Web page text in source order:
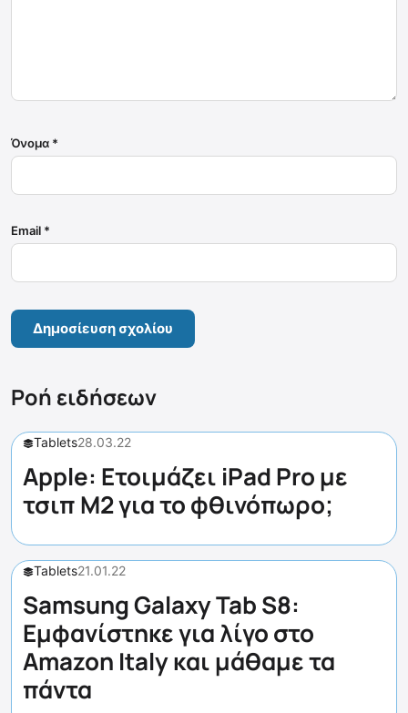
Όνομα *
Email *
Ροή ειδήσεων
Tablets28.03.22
Apple: Ετοιμάζει iPad Pro με
τσιπ M2 για το φθινόπωρο;
Tablets21.01.22
Samsung Galaxy Tab S8:
Εμφανίστηκε για λίγο στο
Amazon Italy και μάθαμε τα
πάντα